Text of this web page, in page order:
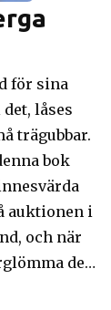
för sina
låses
trägubbar.
bok
auktionen i
och när
den
vilket